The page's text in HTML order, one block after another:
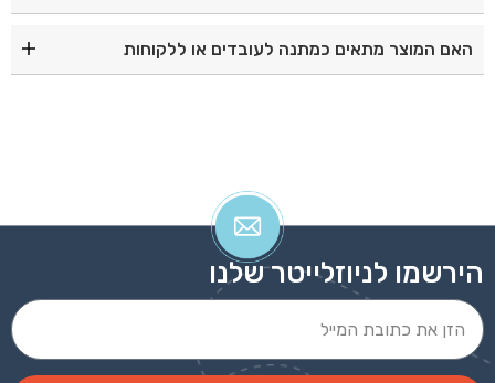
למתנה ממותגת מצוינת לעסקים, ארגונים ואירועים.
האם המוצר מתאים כמתנה לעובדים או ללקוחות
הירשמו לניוזלייטר שלנו